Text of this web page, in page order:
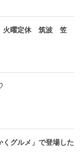
火曜定休 筑波 笠
グルメ」で登場した